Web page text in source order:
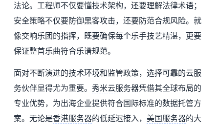
法论。工程师不仅要懂技术架构，还要理解法律术语；
安全策略不仅要防御黑客攻击，还要防范合规风险。就
像交响乐团的指挥，既要确保每个乐手技艺精湛，更要
保证整首乐曲符合乐谱规范。
面对不断演进的技术环境和监管政策，选择可靠的云服
务伙伴显得尤为重要。 秀米云服务器凭借其全球布局的
专业优势，为出海企业提供符合国际标准的数据托管方
案。无论是香港服务器的低延迟接入， 美国服务器的大